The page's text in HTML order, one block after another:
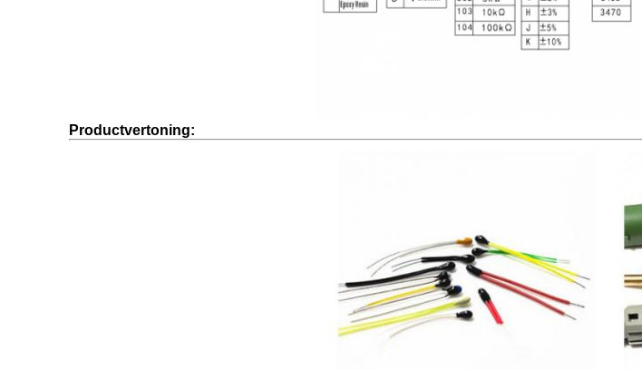
Productvertoning: